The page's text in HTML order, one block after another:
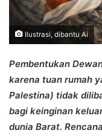
Ilustrasi, dibantu Ai
Pembentukan
karena tuan rumah
Palestina) tidak
bagi keinginan
dunia Barat.